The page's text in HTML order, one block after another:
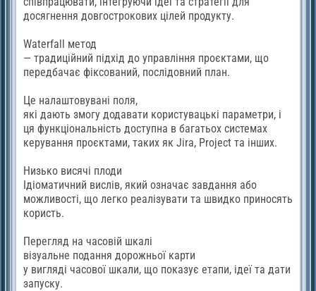
досягнення довгострокових цілей продукту.
Waterfall метод
— традиційний підхід до управління проєктами, що
передбачає фіксований, послідовний план.
Це налаштовувані поля,
які дають змогу додавати користувацькі параметри, і
ця функціональність доступна в багатьох системах
керування проєктами, таких як Jira, Project та інших.
Низько висячі плоди
Ідіоматичний вислів, який означає завдання або
можливості, що легко реалізувати та швидко приносять
користь.
Перегляд на часовій шкалі
візуальне подання дорожньої карти
у вигляді часової шкали, що показує етапи, ідеї та дати
запуску.